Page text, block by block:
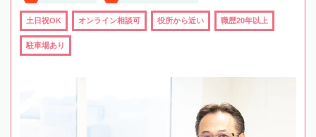
土日祝OK オンライン相談可 役所から近い 職歴20年以上
駐車場あり